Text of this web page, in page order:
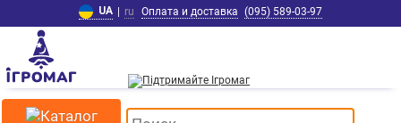
UA | ru Оплата и доставка (095) 589-03-97